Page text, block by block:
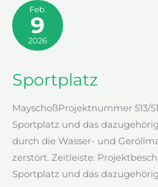
Feb.
9
2026
Sportplatz
MayschoßProjektnummer 513/
Sportplatz und das
durch die Wasser- und
zerstört. Zeitleiste:
Sportplatz und das